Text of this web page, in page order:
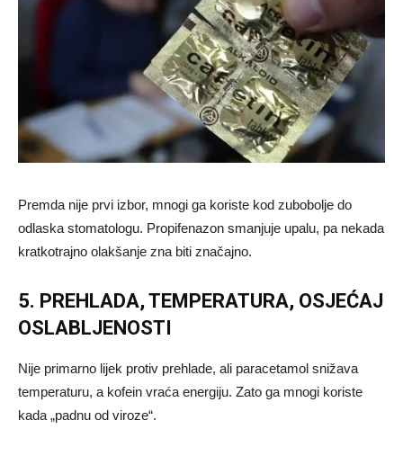
Premda nije prvi izbor, mnogi ga koriste kod zubobolje do
odlaska stomatologu. Propifenazon smanjuje upalu, pa nekada
kratkotrajno olakšanje zna biti značajno.
5. PREHLADA, TEMPERATURA, OSJEĆAJ
OSLABLJENOSTI
Nije primarno lijek protiv prehlade, ali paracetamol snižava
temperaturu, a kofein vraća energiju. Zato ga mnogi koriste
kada „padnu od viroze“.